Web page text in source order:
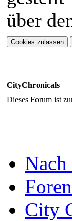
über
CityChronicals
Dieses Forum ist
Nach
City